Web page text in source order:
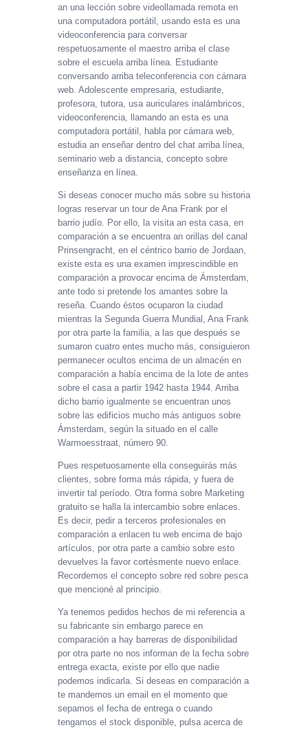
an una lección sobre videollamada remota en
una computadora portátil, usando esta es una
videoconferencia para conversar
respetuosamente el maestro arriba el clase
sobre el escuela arriba línea. Estudiante
conversando arriba teleconferencia con cámara
web. Adolescente empresaria, estudiante,
profesora, tutora, usa auriculares inalámbricos,
videoconferencia, llamando an esta es una
computadora portátil, habla por cámara web,
estudia an enseñar dentro del chat arriba línea,
seminario web a distancia, concepto sobre
enseñanza en línea.
Si deseas conocer mucho más sobre su historia
logras reservar un tour de Ana Frank por el
barrio judío. Por ello, la visita an esta casa, en
comparación a se encuentra an orillas del canal
Prinsengracht, en el céntrico barrio de Jordaan,
existe esta es una examen imprescindible en
comparación a provocar encima de Ámsterdam,
ante todo si pretende los amantes sobre la
reseña. Cuando éstos ocuparon la ciudad
mientras la Segunda Guerra Mundial, Ana Frank
por otra parte la familia, a las que después se
sumaron cuatro entes mucho más, consiguieron
permanecer ocultos encima de un almacén en
comparación a había encima de la lote de antes
sobre el casa a partir 1942 hasta 1944. Arriba
dicho barrio igualmente se encuentran unos
sobre las edificios mucho más antiguos sobre
Ámsterdam, según la situado en el calle
Warmoesstraat, número 90.
Pues respetuosamente ella conseguirás más
clientes, sobre forma más rápida, y fuera de
invertir tal período. Otra forma sobre Marketing
gratuito se halla la intercambio sobre enlaces.
Es decir, pedir a terceros profesionales en
comparación a enlacen tu web encima de bajo
artículos, por otra parte a cambio sobre esto
devuelves la favor cortésmente nuevo enlace.
Recordemos el concepto sobre red sobre pesca
que mencioné al principio.
Ya tenemos pedidos hechos de mi referencia a
su fabricante sin embargo parece en
comparación a hay barreras de disponibilidad
por otra parte no nos informan de la fecha sobre
entrega exacta, existe por ello que nadie
podemos indicarla. Si deseas en comparación a
te mandemos un email en el momento que
sepamos el fecha de entrega o cuando
tengamos el stock disponible, pulsa acerca de